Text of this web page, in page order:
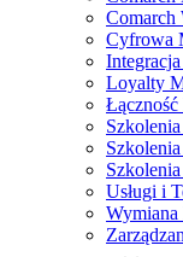
Comarch
Cyfrowa
Loyalty
Usługi i
Wymiana